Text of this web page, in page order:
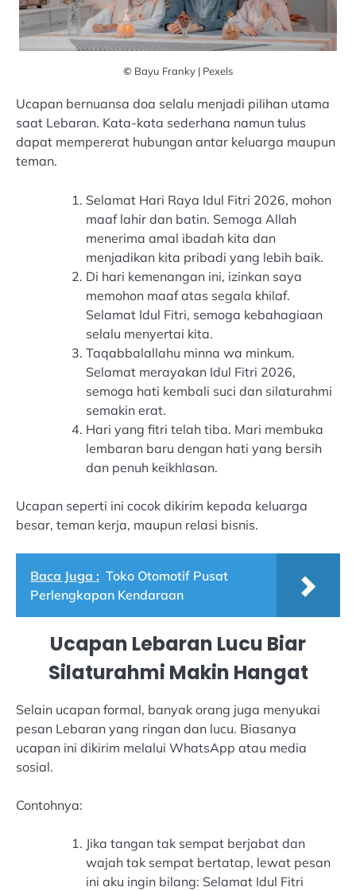
© Bayu Franky | Pexels
Ucapan bernuansa doa selalu menjadi pilihan utama
saat Lebaran. Kata-kata sederhana namun tulus
dapat mempererat hubungan antar keluarga maupun
teman.
Selamat Hari Raya Idul Fitri 2026, mohon
maaf lahir dan batin. Semoga Allah
menerima amal ibadah kita dan
menjadikan kita pribadi yang lebih baik.
Di hari kemenangan ini, izinkan saya
memohon maaf atas segala khilaf.
Selamat Idul Fitri, semoga kebahagiaan
selalu menyertai kita.
Taqabbalallahu minna wa minkum.
Selamat merayakan Idul Fitri 2026,
semoga hati kembali suci dan silaturahmi
semakin erat.
Hari yang fitri telah tiba. Mari membuka
lembaran baru dengan hati yang bersih
dan penuh keikhlasan.
Ucapan seperti ini cocok dikirim kepada keluarga
besar, teman kerja, maupun relasi bisnis.
Baca Juga : Toko Otomotif Pusat
Perlengkapan Kendaraan
Ucapan Lebaran Lucu Biar
Silaturahmi Makin Hangat
Selain ucapan formal, banyak orang juga menyukai
pesan Lebaran yang ringan dan lucu. Biasanya
ucapan ini dikirim melalui WhatsApp atau media
sosial.
Contohnya:
Jika tangan tak sempat berjabat dan
wajah tak sempat bertatap, lewat pesan
ini aku ingin bilang: Selamat Idul Fitri